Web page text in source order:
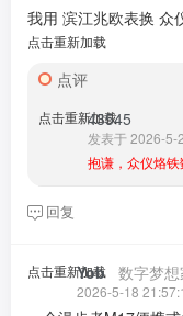
我用 滨江兆欧表换 众
点击重新加载
点评
点击重新加载
43545
发表于 2026-5-
抱谦，众仪烙
回复
点击重新加载
Yob​ ​ ​ 数字梦
2026-5-18